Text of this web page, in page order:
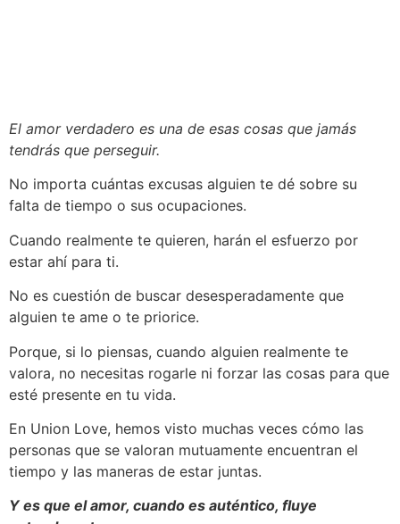
El amor verdadero es una de esas cosas que jamás
tendrás que perseguir.
No importa cuántas excusas alguien te dé sobre su
falta de tiempo o sus ocupaciones.
Cuando realmente te quieren, harán el esfuerzo por
estar ahí para ti.
No es cuestión de buscar desesperadamente que
alguien te ame o te priorice.
Porque, si lo piensas, cuando alguien realmente te
valora, no necesitas rogarle ni forzar las cosas para que
esté presente en tu vida.
En Union Love, hemos visto muchas veces cómo las
personas que se valoran mutuamente encuentran el
tiempo y las maneras de estar juntas.
Y es que el amor, cuando es auténtico, fluye